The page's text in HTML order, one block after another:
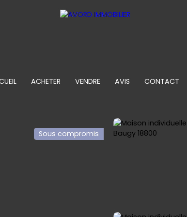
ACHETER VENDRE AVIS CONTACT
Sous compromis